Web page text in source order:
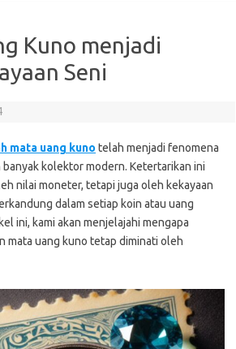
Kuno menjadi
Seni
mata uang kuno telah menjadi fenomena
kolektor modern. Ketertarikan ini
nilai moneter, tetapi juga oleh kekayaan
dalam setiap koin atau uang
ini, kami akan menjelajahi mengapa
mata uang kuno tetap diminati oleh